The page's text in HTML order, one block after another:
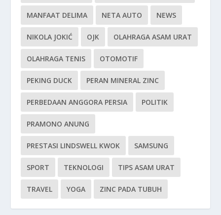
MANFAAT DELIMA NETA AUTO NEWS
NIKOLA JOKIĆ OJK OLAHRAGA ASAM URAT
OLAHRAGA TENIS OTOMOTIF
PEKING DUCK PERAN MINERAL ZINC
PERBEDAAN ANGGORA PERSIA POLITIK
PRAMONO ANUNG
PRESTASI LINDSWELL KWOK SAMSUNG
SPORT TEKNOLOGI TIPS ASAM URAT
TRAVEL YOGA ZINC PADA TUBUH